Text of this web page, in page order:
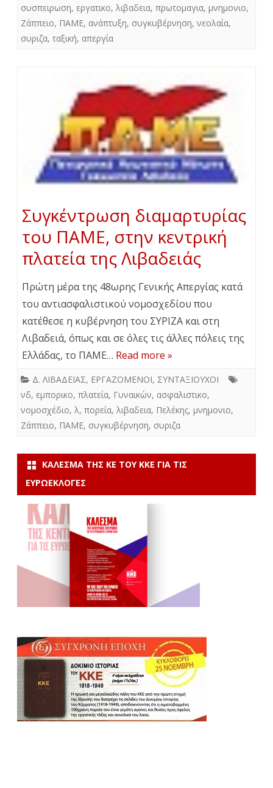
συσπειρωση, εργατικο, λιβαδεια, πρωτομαγια, μνημονιο,
Ζάππειο, ΠΑΜΕ, ανάπτυξη, συγκυβέρνηση, νεολαία,
συριζα, ταξική, απεργία
Συγκέντρωση διαμαρτυρίας
του ΠΑΜΕ, στην κεντρική
πλατεία της Λιβαδειάς
Πρώτη μέρα της 48ωρης Γενικής Απεργίας κατά
του αντιασφαλιστικού νομοσχεδίου που
κατέθεσε η κυβέρνηση του ΣΥΡΙΖΑ και στη
Λιβαδειά, όπως και σε όλες τις άλλες πόλεις της
Ελλάδας, το ΠΑΜΕ… Read more »
Δ. ΛΙΒΑΔΕΙΑΣ, ΕΡΓΑΖΟΜΕΝΟΙ, ΣΥΝΤΑΞΙΟΥΧΟΙ
νδ, εμπορικο, πλατεία, Γυναικών, ασφαλιστικο,
νομοσχέδιο, λ, πορεία, λιβαδεια, Πελέκης, μνημονιο,
Ζάππειο, ΠΑΜΕ, συγκυβέρνηση, συριζα
ΚΆΛΕΣΜΑ ΤΗΣ ΚΕ ΤΟΥ ΚΚΕ ΓΙΑ ΤΙΣ
ΕΥΡΩΕΚΛΟΓΈΣ